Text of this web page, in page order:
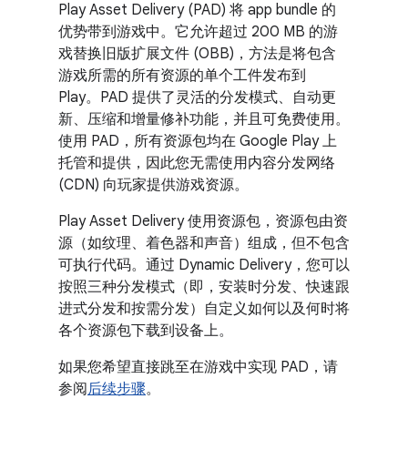
Play Asset Delivery (PAD) 将 app bundle 的
优势带到游戏中。 它允许超过 200 MB 的游
戏替换旧版扩展文件 (OBB)，方法是将包含
游戏所需的所有资源的单个工件发布到
Play。PAD 提供了灵活的分发模式、自动更
新、压缩和增量修补功能，并且可免费使用。
使用 PAD，所有资源包均在 Google Play 上
托管和提供，因此您无需使用内容分发网络
(CDN) 向玩家提供游戏资源。
Play Asset Delivery 使用资源包，资源包由资
源（如纹理、着色器和声音）组成，但不包含
可执行代码。通过 Dynamic Delivery，您可以
按照三种分发模式（即，安装时分发、快速跟
进式分发和按需分发）自定义如何以及何时将
各个资源包下载到设备上。
如果您希望直接跳至在游戏中实现 PAD，请
参阅后续步骤。